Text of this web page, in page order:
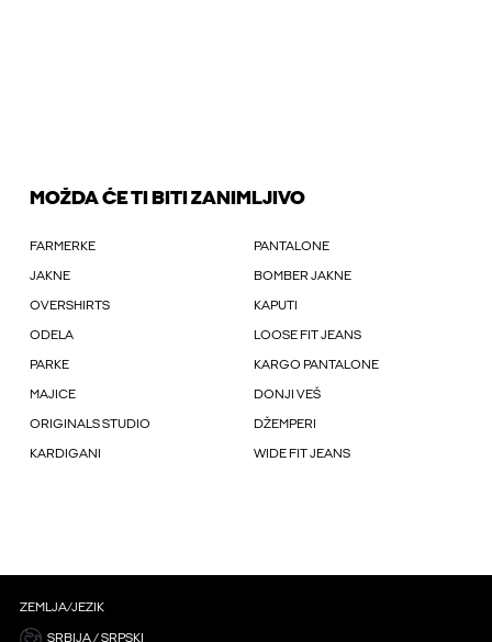
MOŽDA ĆE TI BITI ZANIMLJIVO
FARMERKE PANTALONE
JAKNE BOMBER JAKNE
OVERSHIRTS KAPUTI
ODELA LOOSE FIT JEANS
PARKE KARGO PANTALONE
MAJICE DONJI VEŠ
ORIGINALS STUDIO DŽEMPERI
KARDIGANI WIDE FIT JEANS
ZEMLJA/JEZIK
SRBIJA / SRPSKI